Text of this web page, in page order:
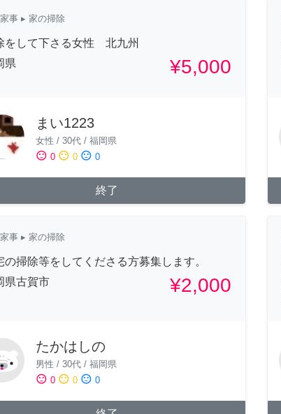
家事 ▸ 家の掃除
をして下さる女性 北九州
県
¥5,000
まい1223
女性 / 30代 / 福岡県
sentiment_satisfied 0 sentiment_neutral 0 sentiment_dissatisfied 0
終了
家事 ▸ 家の掃除
の掃除等をしてくださる方募集します。
県古賀市
¥2,000
たかはしの
男性 / 30代 / 福岡県
sentiment_satisfied 0 sentiment_neutral 0 sentiment_dissatisfied 0